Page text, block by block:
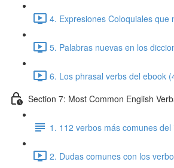
4. Expresiones Coloquiales
5. Palabras nuevas en los
6. Los phrasal verbs del ebook
Section 7: Most Common English
1. 112 verbos más comunes del
2. Dudas comunes con los